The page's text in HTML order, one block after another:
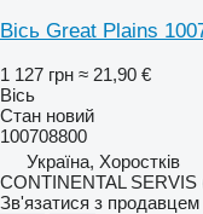
Вісь Great Plains
1 127 грн ≈ 21,90 €
Вісь
Стан новий
100708800
Україна, Хоростків
CONTINENTAL SERVIS
Зв'язатися з продавцем